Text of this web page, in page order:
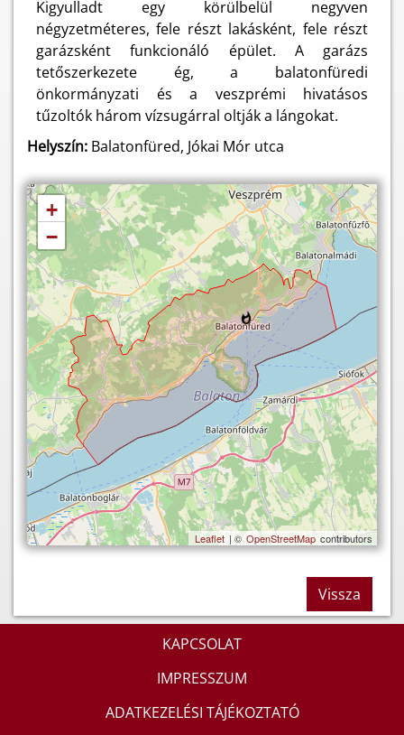
Kigyulladt egy körülbelül negyven
négyzetméteres, fele részt lakásként, fele részt
garázsként funkcionáló épület. A garázs
tetőszerkezete ég, a balatonfüredi
önkormányzati és a veszprémi hivatásos
tűzoltók három vízsugárral oltják a lángokat.
Helyszín: Balatonfüred, Jókai Mór utca
+
−
Leaflet | © OpenStreetMap contributors
Vissza
KAPCSOLAT
IMPRESSZUM
ADATKEZELÉSI TÁJÉKOZTATÓ